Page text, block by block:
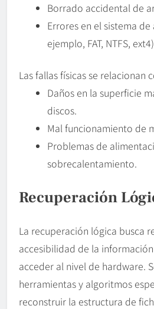
Borrado accidental de
Errores en el sistema
ejemplo, FAT, NTFS,
Las fallas físicas se relacionan
Daños en la superficie
discos.
Mal funcionamiento de
Problemas de
sobrecalentamiento.
Recuperación
La recuperación lógica busca
accesibilidad de la
acceder al nivel de hardware.
herramientas y algoritmos
reconstruir la estructura de